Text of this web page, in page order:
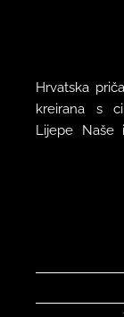
Hrvatska
kreirana s
Lijepe Naše